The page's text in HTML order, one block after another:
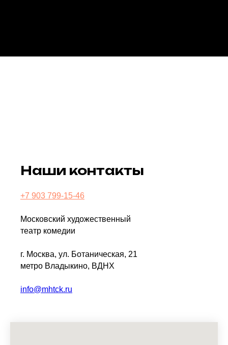
Наши контакты
+7 903 799-15-46
Московский художественный
театр комедии
г. Москва, ул. Ботаническая, 21
метро Владыкино, ВДНХ
info@mhtck.ru